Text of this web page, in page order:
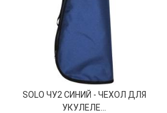
SOLO ЧУ2 СИНИЙ - ЧЕХОЛ ДЛЯ
УКУЛЕЛЕ...